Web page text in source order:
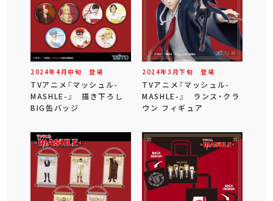
2024年4 月中旬 登場
TVアニメ『マッシュル-
MASHLE-』 描き下ろし
BIG缶バッジ
2024年3 月下旬 登場
TVアニメ『マッシュル-
MASHLE-』 ランス・クラ
ウン フィギュア